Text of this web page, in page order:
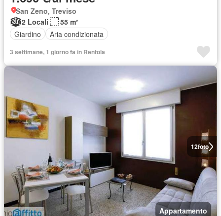
San Zeno, Treviso
2 Locali
55 m²
Giardino
Aria condizionata
3 settimane, 1 giorno fa in Rentola
12foto
Appartamento